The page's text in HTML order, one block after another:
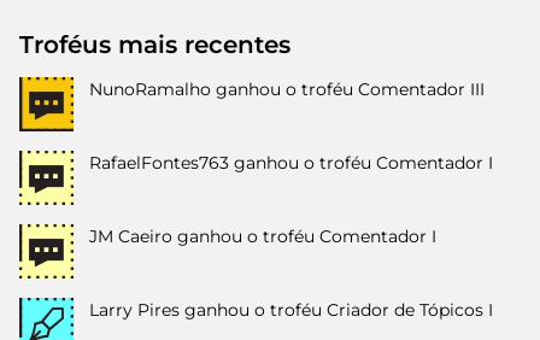
Troféus mais recentes
NunoRamalho ganhou o troféu Comentador III
RafaelFontes763 ganhou o troféu Comentador I
JM Caeiro ganhou o troféu Comentador I
Larry Pires ganhou o troféu Criador de Tópicos I